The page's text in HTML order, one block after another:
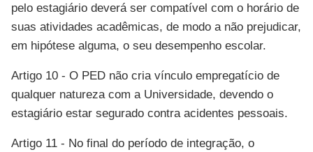
pelo estagiário deverá ser compatível com o horário de
suas atividades acadêmicas, de modo a não prejudicar,
em hipótese alguma, o seu desempenho escolar.
Artigo 10 - O PED não cria vínculo empregatício de
qualquer natureza com a Universidade, devendo o
estagiário estar segurado contra acidentes pessoais.
Artigo 11 - No final do período de integração, o